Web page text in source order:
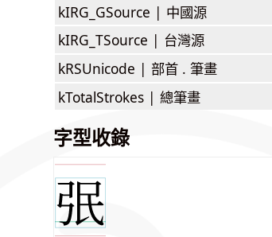
kIRG_GSource | 中國源
kIRG_TSource | 台灣源
kRSUnicode | 部首 . 筆畫
kTotalStrokes | 總筆畫
字型收錄